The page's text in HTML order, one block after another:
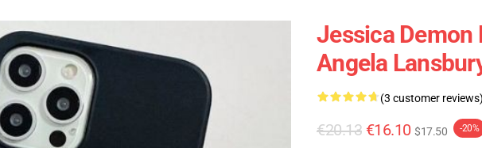
Jessica Demon
Angela
(3 customer reviews)
€20.13 €16.10 $17.50 -20%